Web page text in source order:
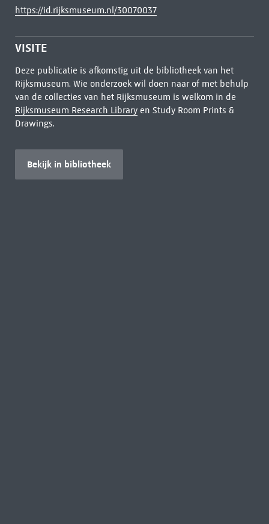
https://id.rijksmuseum.nl/30070037
VISITE
Deze publicatie is afkomstig uit de bibliotheek van het
Rijksmuseum. Wie onderzoek wil doen naar of met behulp
van de collecties van het Rijksmuseum is welkom in de
Rijksmuseum Research Libraryen Study Room Prints &
Drawings.
Bekijk in bibliotheek